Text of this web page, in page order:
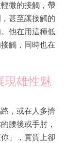
微的接觸，帶
甚至讓接觸的
他在用這種低
觸，同時也在
現雄性魅
，或在人多擠
腰後或手肘，
」，實質上卻